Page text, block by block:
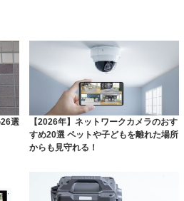
選
【2026年】ネットワークカメラのおす
すめ20選 ペットや子どもを離れた場所
からも見守れる！